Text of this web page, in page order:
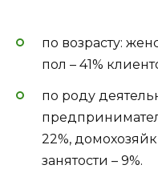
по возрасту:
пол – 41%
по роду
22%,
занятости – 9%.